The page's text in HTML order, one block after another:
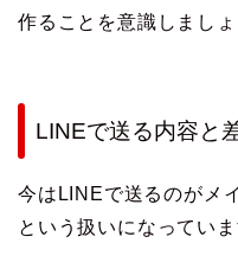
作ることを意識しましょ
LINEで送る内容と
今はLINEで送るのがメ
という扱いになっていま